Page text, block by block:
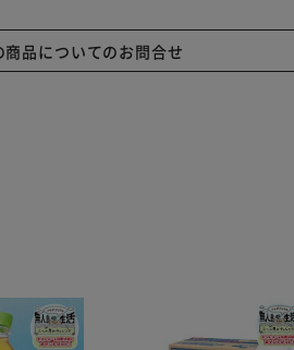
商品についてのお問合せ